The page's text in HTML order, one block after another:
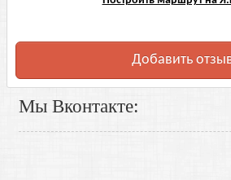
Добавить
Мы Вконтакте: